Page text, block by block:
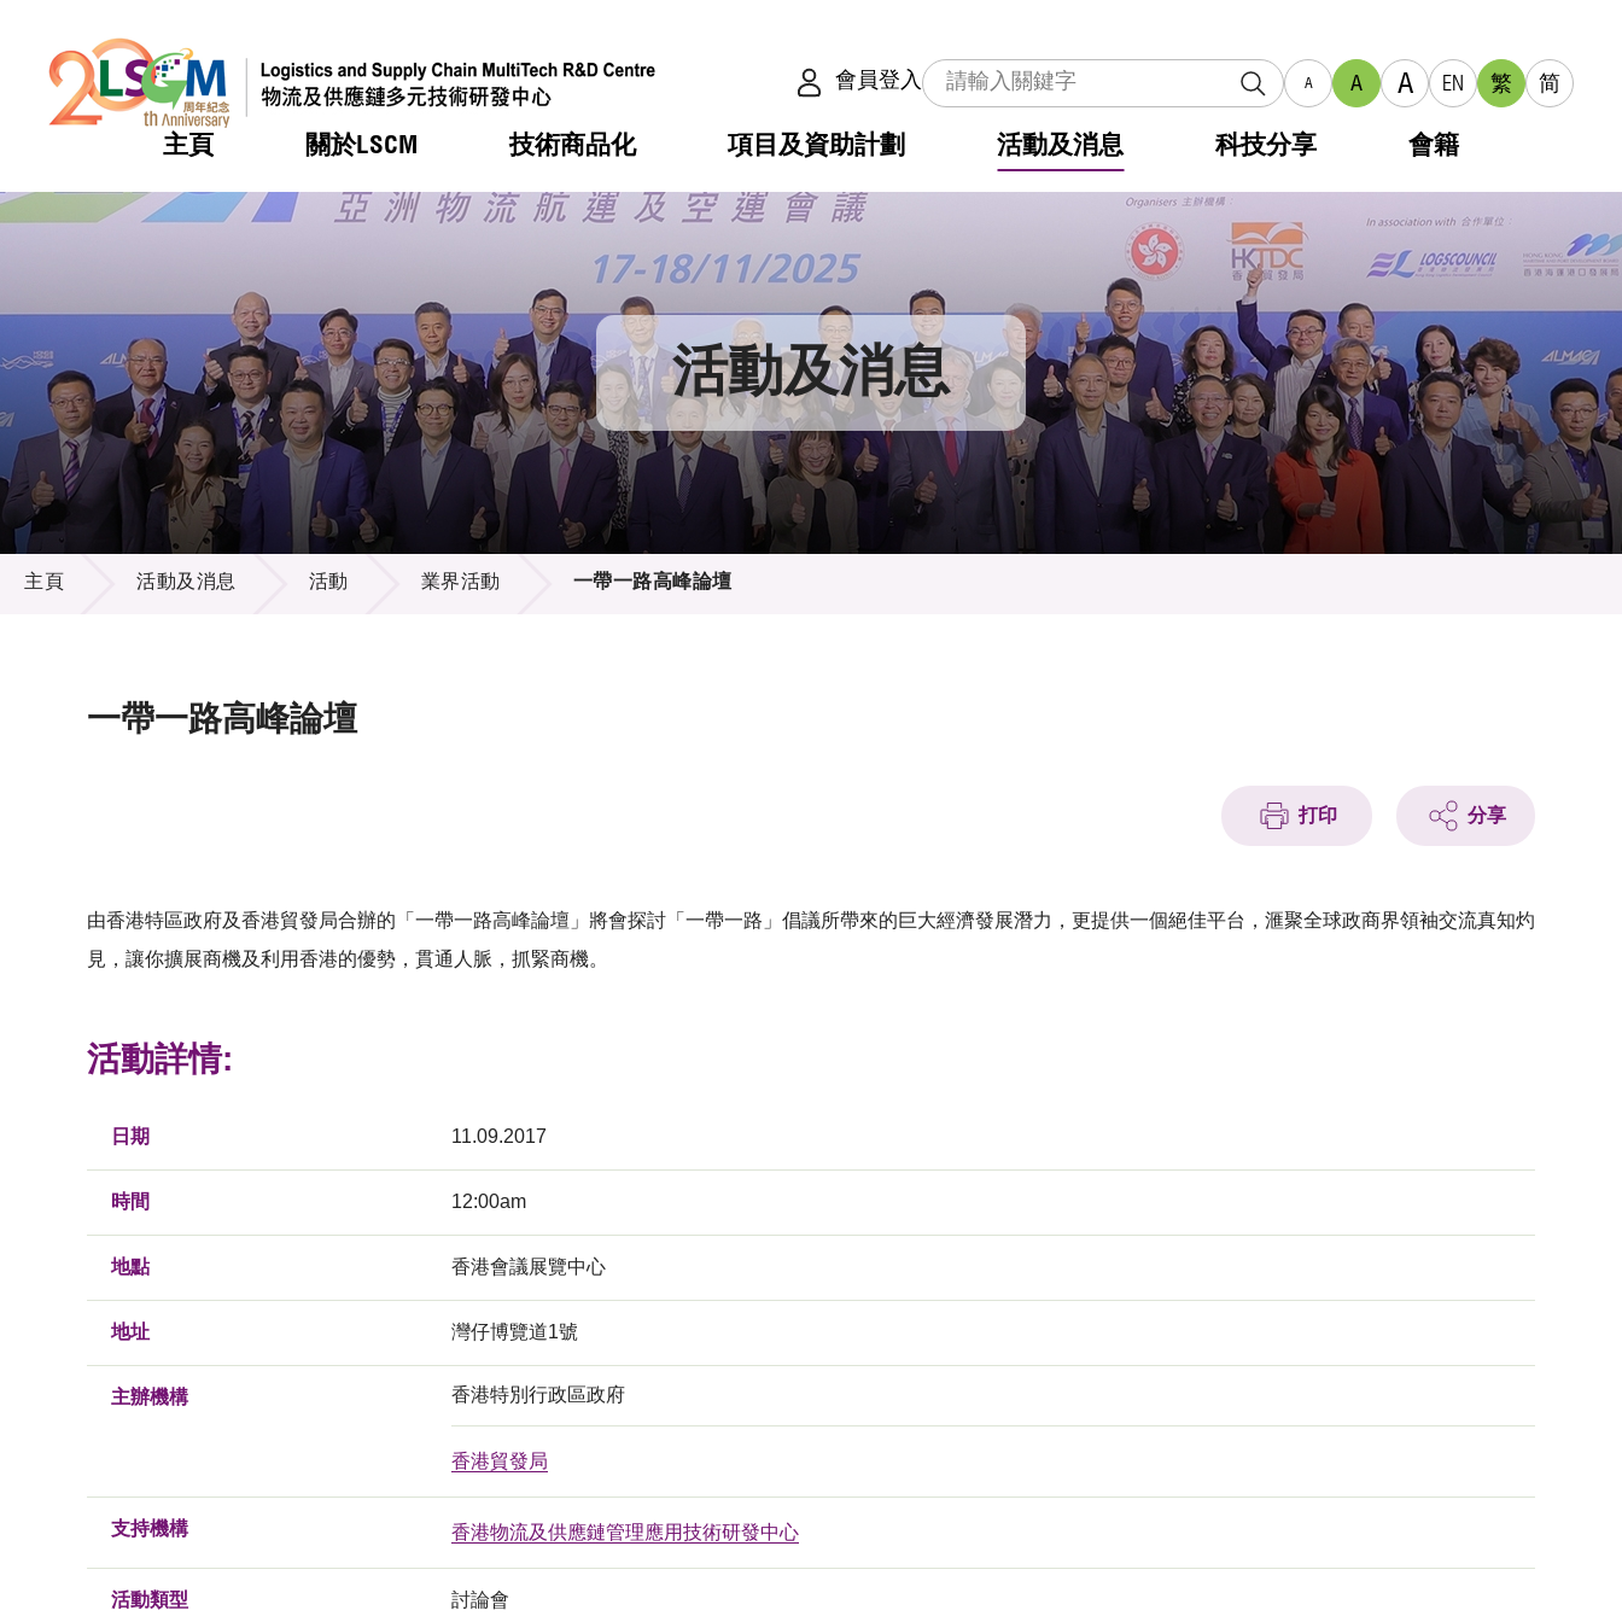
會員登入 A A A EN 繁 简
主頁 關於LSCM
熱門 機構簡介
組織架構
組織架構
董事局
研究顧問
招標通告
技術商品化
熱門 服務
可獲授權之技術
應用於公共服務之創新技術
重點項目
項目及資助計劃
熱門 合作計劃
資助計劃
資助計劃
稅務優惠
申請
評審
徵求研發項目計劃書
項目資料庫
活動及消息
熱門 活動
獎項
新聞中心
媒體報導
新聞稿
資訊中心
多媒體
出版刊物
科技分享 會籍
熱門 會籍及服務
會員列表
會員登入 活動及消息
活動及消息
主頁 活動及消息 活動 業界活動 一帶一路高峰論壇
一帶一路高峰論壇
打印 分享
由香港特區政府及香港貿發局合辦的「一帶一路高峰論壇」將會探討「一帶一路」倡議所帶來的巨大經濟發展潛力，更提供一個絕佳平台，滙聚全球政商界領袖交流真知灼
見，讓你擴展商機及利用香港的優勢，貫通人脈，抓緊商機。
活動詳情:
日期 11.09.2017
時間 12:00am
地點 香港會議展覽中心
地址 灣仔博覽道1號
主辦機構 香港特別行政區政府
香港貿發局
支持機構 香港物流及供應鏈管理應用技術研發中心
活動類型 討論會